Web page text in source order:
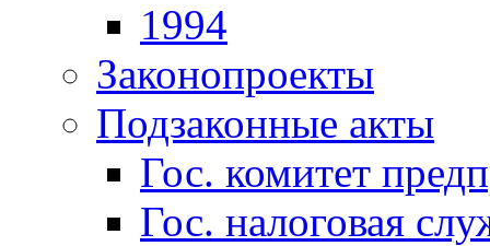
1994
Законопроекты
Подзаконные акты
Гос. комитет
Гос. налоговая